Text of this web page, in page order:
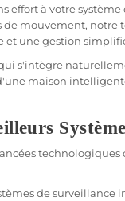
effort à votresystème
de mouvement, notre
et une gestion
s'intègre
maison
desurveillance